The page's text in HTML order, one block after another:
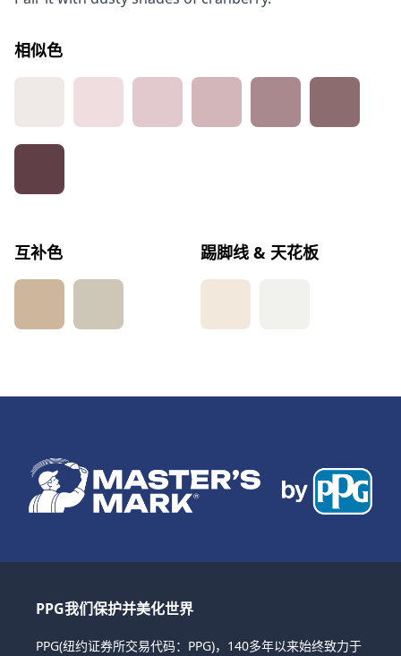
相似色
互补色 踢脚线 & 天花板
PPG我们保护并美化世界
PPG(纽约证券所交易代码：PPG)，140多年以来始终致力于